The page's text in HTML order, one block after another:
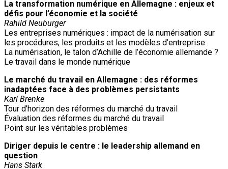
La transformation numérique en Allemagne : enjeux et
défis pour l’économie et la société
Rahild Neuburger
Les entreprises numériques : impact de la numérisation sur
les procédures, les produits et les modèles d’entreprise
La numérisation, le talon d’Achille de l’économie allemande ?
Le travail dans le monde numérique
Le marché du travail en Allemagne : des réformes
inadaptées face à des problèmes persistants
Karl Brenke
Tour d’horizon des réformes du marché du travail
Évaluation des réformes du marché du travail
Point sur les véritables problèmes
Diriger depuis le centre : le leadership allemand en
question
Hans Stark